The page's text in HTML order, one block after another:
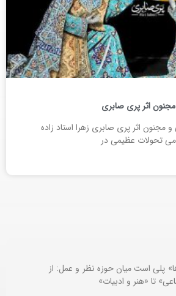
اثر پری صابری
مجنون اثر پری صابری زهرا استاد زاده
تحولات عظیمی در
پلی است میان حوزه نظر و عمل: از
تا «هنر و ادبیات»